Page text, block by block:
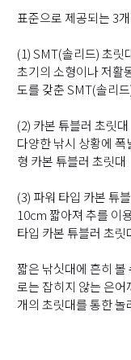
표준으로 제공되는 3
(1) SMT(솔리드) 초릿
초기의 소형이나 저활
도를 갖춘 SMT(솔리
(2) 카본 튜블러 초릿대
다양한 낚시 상황에
형 카본 튜블러 초릿대
(3) 파워 타입 카본 튜
10cm 짧아져 추를 이
타입 카본 튜블러 초릿
짧은 낚싯대에 흔히
로는 잡히지 않는 은
개의 초릿대를 통한